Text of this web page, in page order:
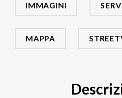
IMMAGINI
MAPPA